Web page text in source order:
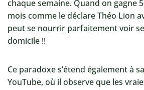
chaque semaine. Quand on gagne
mois comme le déclare Théo Lion
peut se nourrir parfaitement voir
domicile !!
Ce paradoxe s’étend également à
YouTube, où il observe que les